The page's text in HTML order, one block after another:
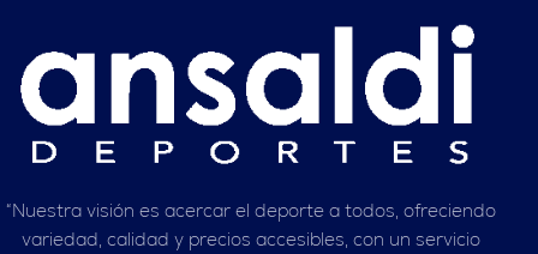
“Nuestra visión es acercar el deporte a todos, ofreciendo
variedad, calidad y precios accesibles, con un servicio